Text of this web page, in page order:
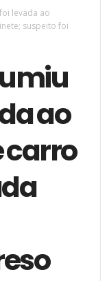
levada ao
suspeito foi
ao
carro